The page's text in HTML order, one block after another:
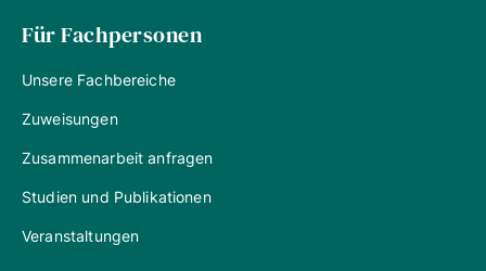
Für Fachpersonen
Unsere Fachbereiche
Zuweisungen
Zusammenarbeit anfragen
Studien und Publikationen
Veranstaltungen